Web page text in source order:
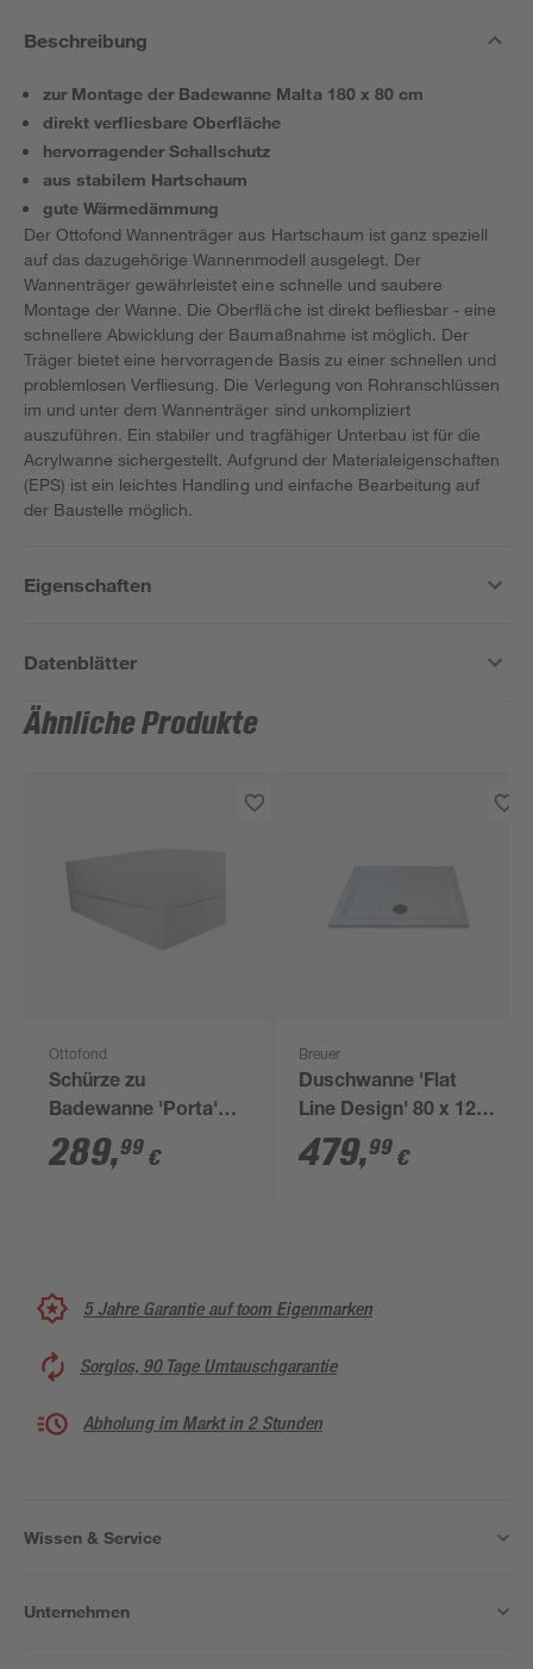
Beschreibung
zur Montage der Badewanne Malta 180 x 80 cm
direkt verfliesbare Oberfläche
hervorragender Schallschutz
aus stabilem Hartschaum
gute Wärmedämmung
Der Ottofond Wannenträger aus Hartschaum ist ganz speziell
auf das dazugehörige Wannenmodell ausgelegt. Der
Wannenträger gewährleistet eine schnelle und saubere
Montage der Wanne. Die Oberfläche ist direkt befliesbar - eine
schnellere Abwicklung der Baumaßnahme ist möglich. Der
Träger bietet eine hervorragende Basis zu einer schnellen und
problemlosen Verfliesung. Die Verlegung von Rohranschlüssen
im und unter dem Wannenträger sind unkompliziert
auszuführen. Ein stabiler und tragfähiger Unterbau ist für die
Acrylwanne sichergestellt. Aufgrund der Materialeigenschaften
(EPS) ist ein leichtes Handling und einfache Bearbeitung auf
der Baustelle möglich.
Eigenschaften
Datenblätter
Ähnliche Produkte
Ottofond
Schürze zu
Badewanne 'Porta'
weiß 180 x 60 x 3 cm,
rechts
289,99 €
Breuer
Duschwanne 'Flat
Line Design' 80 x 120
cm weiß
479,99 €
5 Jahre Garantie auf toom Eigenmarken
Sorglos, 90 Tage Umtauschgarantie
Abholung im Markt in 2 Stunden
Wissen & Service
Unternehmen